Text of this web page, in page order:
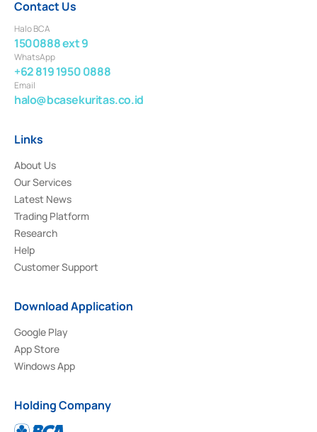
Contact Us
Halo BCA
1500888 ext 9
WhatsApp
+62 819 1950 0888
Email
halo@bcasekuritas.co.id
Links
About Us
Our Services
Latest News
Trading Platform
Research
Help
Customer Support
Download Application
Google Play
App Store
Windows App
Holding Company